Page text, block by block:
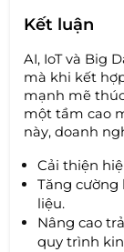
Kết luận
AI, IoT và Big
mà khi kết
mạnh mẽ
một tầm cao
này, doanh
Cải thiện
Tăng
liệu.
Nâng cao
quy trình